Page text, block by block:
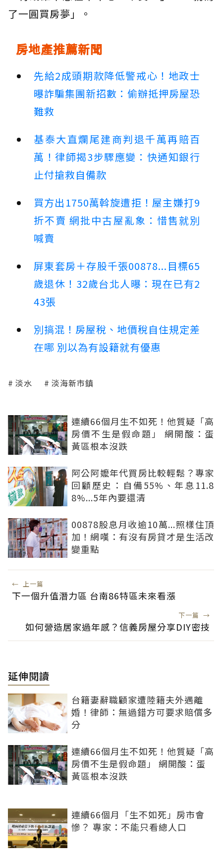
了一圓買房夢」。
房地產推薦新聞
先給2成頭期款降低警戒心！地政士
曝詐騙集團新招數：偷辦抵押房屋恐
難救
基泰大直爛尾建商判退千萬再賠百
萬！律師揭3步驟應變：快通知銀行
止付搶救自備款
買方出1750萬斡旋遭拒！屋主嫌打9
折不賣 網批中古屋亂象：惜售就別
喊賣
屏東套房＋存股千張00878...目標65
歲退休！32歲台北人曝：現在已有2
43張
別搞混！房屋稅、地價稅自住規定差
在哪 別以為有設籍就有優惠
淡水 淡海新市鎮
連續66個月生不如死！他質疑「高
房價不生是假命題」 網開酸：蛋
黃區根本沒跌
阿公阿嬤年代買房比較輕鬆？專家
回顧歷史：自備55%、年息11.8
8%...5年內要還清
00878股息月收逾10萬...照樣住頂
加！網嘆：有沒有房貸才是生活改
變重點
← 上一篇
下一個升值潛力區 台南86特區未來看漲
下一篇 →
如何營造居家過年感？信義房屋分享DIY密技
延伸閱讀
台籍妻辭職顧家遭陸籍夫外遇離
婚！律師：無過錯方可要求賠償多
分
連續66個月生不如死！他質疑「高
房價不生是假命題」 網開酸：蛋
黃區根本沒跌
連續66個月「生不如死」房市會
慘？ 專家：不能只看總人口